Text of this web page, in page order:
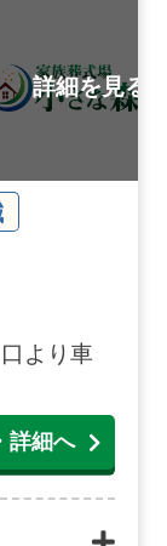
より車
詳細へ